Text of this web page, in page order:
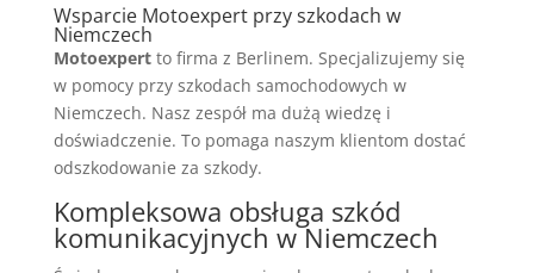
Wsparcie Motoexpert przy szkodach w
Niemczech
Motoexpertto firma z Berlinem. Specjalizujemy się
w pomocy przy szkodach samochodowych w
Niemczech. Nasz zespół ma dużą wiedzę i
doświadczenie. To pomaga naszym klientom dostać
odszkodowanie za szkody.
Kompleksowa obsługa szkód
komunikacyjnych w Niemczech